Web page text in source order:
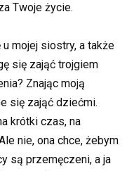
Twoje życie.
u mojej siostry, a także
się zająć trojgiem
Znając moją
się zająć dziećmi.
krótki czas, na
nie, ona chce, żebym
są przemęczeni, a ja